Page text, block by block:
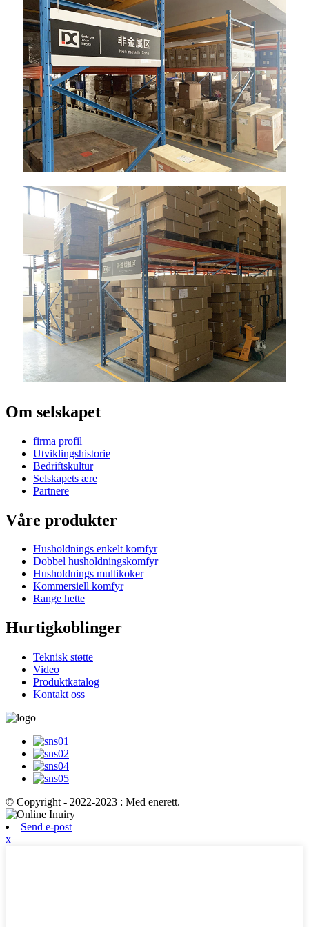
Om selskapet
firma profil
Utviklingshistorie
Bedriftskultur
Selskapets ære
Partnere
Våre produkter
Husholdnings enkelt komfyr
Dobbel husholdningskomfyr
Husholdnings multikoker
Kommersiell komfyr
Range hette
Hurtigkoblinger
Teknisk støtte
Video
Produktkatalog
Kontakt oss
© Copyright - 2022-2023 : Med enerett.
Send e-post
x